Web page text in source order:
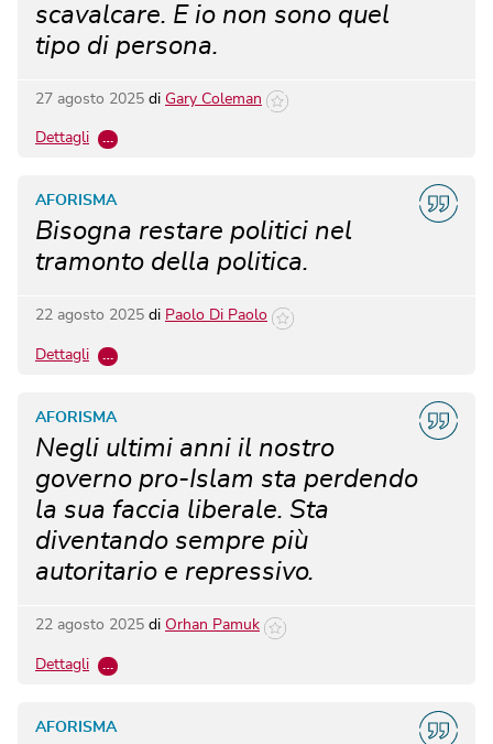
scavalcare. E io non sono quel
tipo di persona.
27 agosto 2025 di Gary Coleman
Dettagli …
Bisogna restare politici nel
tramonto della politica.
AFORISMA
22 agosto 2025 di Paolo Di Paolo
Dettagli …
Negli ultimi anni il nostro
governo pro-Islam sta perdendo
la sua faccia liberale. Sta
diventando sempre più
autoritario e repressivo.
AFORISMA
22 agosto 2025 di Orhan Pamuk
Dettagli …
AFORISMA